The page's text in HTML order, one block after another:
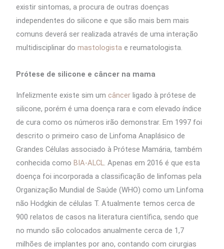
existir sintomas, a procura de outras doenças
independentes do silicone e que são mais bem mais
comuns deverá ser realizada através de uma interação
multidisciplinar domastologista e reumatologista.
Prótese de silicone e câncer na mama
Infelizmente existe sim um câncer ligado à prótese de
silicone, porém é uma doença rara e com elevado índice
de cura como os números irão demonstrar. Em 1997 foi
descrito o primeiro caso de Linfoma Anaplásico de
Grandes Células associado à Prótese Mamária, também
conhecida comoBIA-ALCL. Apenas em 2016 é que esta
doença foi incorporada a classificação de linfomas pela
Organização Mundial de Saúde (WHO) como um Linfoma
não Hodgkin de células T. Atualmente temos cerca de
900 relatos de casos na literatura científica, sendo que
no mundo são colocados anualmente cerca de 1,7
milhões de implantes por ano, contando com cirurgias